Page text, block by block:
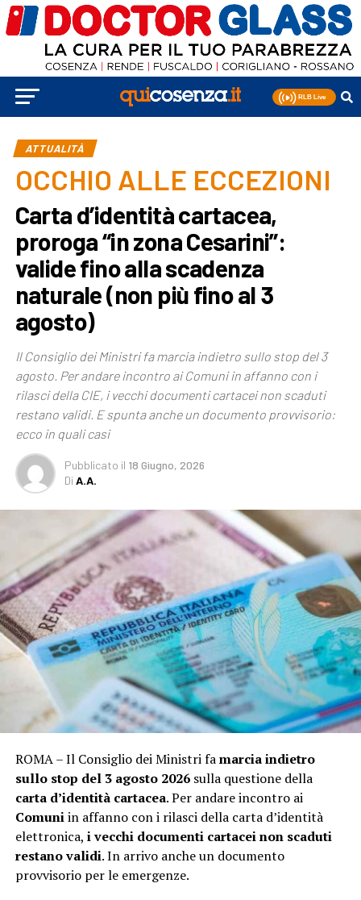
ATTUALITÀ
OCCHIO ALLE ECCEZIONI
Carta d’identità cartacea,
proroga “in zona Cesarini”:
valide fino alla scadenza
naturale (non più fino al 3
agosto)
Il Consiglio dei Ministri fa marcia indietro sullo stop del 3
agosto. Per andare incontro ai Comuni in affanno con i
rilasci della CIE, i vecchi documenti cartacei non scaduti
restano validi. E spunta anche un documento provvisorio:
ecco in quali casi
Pubblicato il 18 Giugno, 2026
Di A.A.
ROMA – Il Consiglio dei Ministri famarcia indietro
sullo stop del 3 agosto 2026 sulla questione della
carta d’identità cartacea. Per andare incontro ai
Comuniin affanno con i rilasci della carta d’identità
elettronica, i vecchi documenti cartacei non scaduti
restano validi. In arrivo anche un documento
provvisorio per le emergenze.